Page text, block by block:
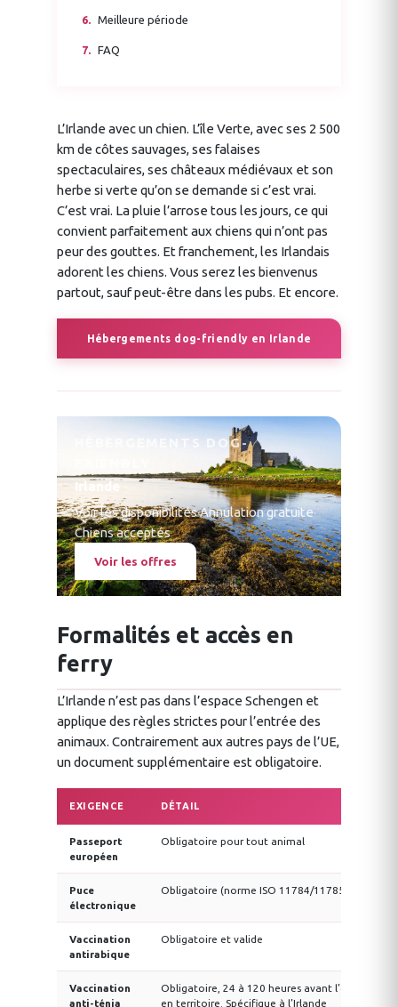
Meilleure période
FAQ
L’Irlande avec un chien. L’île Verte, avec ses 2 500
km de côtes sauvages, ses falaises
spectaculaires, ses châteaux médiévaux et son
herbe si verte qu’on se demande si c’est vrai.
C’est vrai. La pluie l’arrose tous les jours, ce qui
convient parfaitement aux chiens qui n’ont pas
peur des gouttes. Et franchement, les Irlandais
adorent les chiens. Vous serez les bienvenus
partout, sauf peut-être dans les pubs. Et encore.
Hébergements dog-friendly en Irlande
HÉBERGEMENTS DOG-
Irlande
Voir les disponibilités·Annulation gratuite·
Chiens acceptés
Voir les offres
Formalités et accès en
ferry
L’Irlande n’est pas dans l’espace Schengen et
applique des règles strictes pour l’entrée des
animaux. Contrairement aux autres pays de l’UE,
un document supplémentaire est obligatoire.
EXIGENCE DÉTAIL
Passeport
européen
Obligatoire pour tout animal
Puce
électronique
Obligatoire (norme ISO 11784/11785)
Vaccination
antirabique
Obligatoire et valide
Vaccination
anti-ténia
Obligatoire, 24 à 120 heures avant l’entrée
en territoire. Spécifique à l’Irlande